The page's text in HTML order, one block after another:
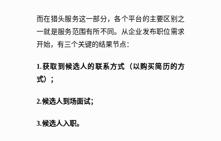
而在猎头服务这一部分，各个平台的主要区别之
一就是服务范围有所不同。从企业发布职位需求
开始，有三个关键的结果节点：
1.获取到候选人的联系方式（以购买简历的方
式）；
2.候选人到场面试；
3.候选人入职。